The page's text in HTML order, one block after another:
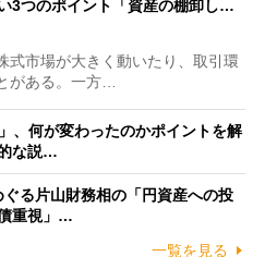
3つのポイント「資産の棚卸し…
市場が大きく動いたり、取引環
がある。一方…
、何が変わったのかポイントを解
な説…
ぐる片山財務相の「円資産への投
重視」…
一覧を見る